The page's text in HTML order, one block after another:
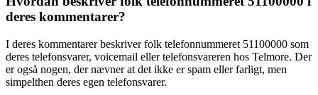
deres kommentarer?
I deres kommentarer beskriver folk telefonnummeret 51100000 som
deres telefonsvarer, voicemail eller telefonsvareren hos Telmore. Der
er også nogen, der nævner at det ikke er spam eller farligt, men
simpelthen deres egen telefonsvarer.